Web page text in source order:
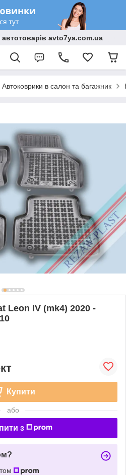
автотоварів avto7ya.com.ua
Автоковрики в салон та багажник
Leon IV (mk4) 2020 -
Купити
або
з